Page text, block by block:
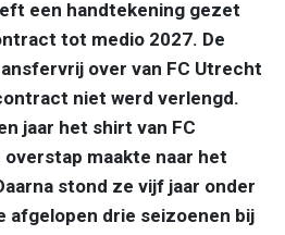
een handtekening gezet
tot medio 2027. De
over van FC Utrecht
niet werd verlengd.
jaar het shirt van FC
overstap maakte naar het
stond ze vijf jaar onder
afgelopen drie seizoenen bij